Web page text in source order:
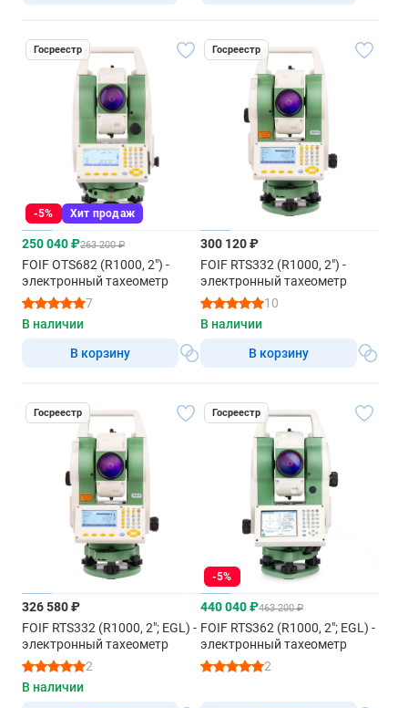
Госреестр
-5% Хит продаж
250 040 ₽263 200 ₽
FOIF OTS682 (R1000, 2") -
электронный тахеометр
7
В наличии
В корзину
Госреестр
300 120 ₽
FOIF RTS332 (R1000, 2") -
электронный тахеометр
10
В наличии
В корзину
Госреестр
326 580 ₽
FOIF RTS332 (R1000, 2"; EGL) -
электронный тахеометр
2
В наличии
Госреестр
-5%
440 040 ₽463 200 ₽
FOIF RTS362 (R1000, 2"; EGL) -
электронный тахеометр
2